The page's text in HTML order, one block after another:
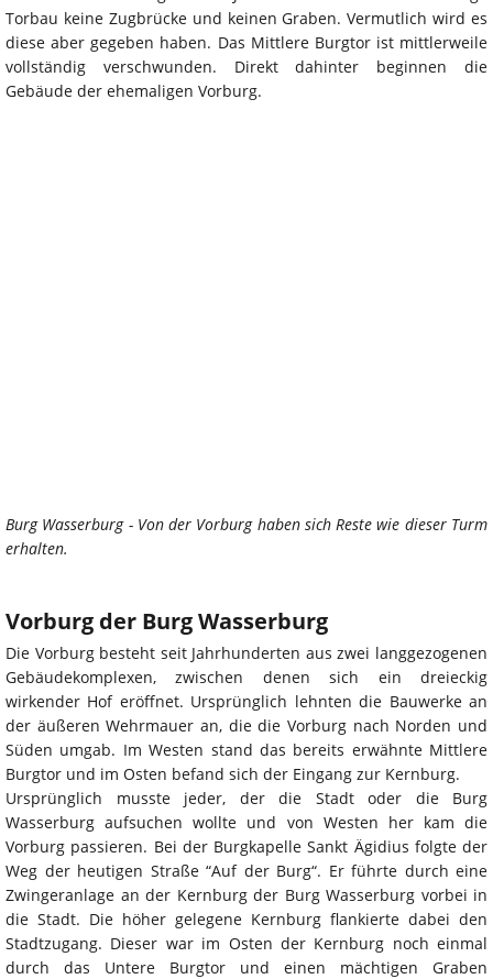
Torbau keine Zugbrücke und keinen Graben. Vermutlich wird es
diese aber gegeben haben. Das Mittlere Burgtor ist mittlerweile
vollständig verschwunden. Direkt dahinter beginnen die
Gebäude der ehemaligen Vorburg.
Burg Wasserburg - Von der Vorburg haben sich Reste wie dieser Turm
erhalten.
Vorburg der Burg Wasserburg
Die Vorburg besteht seit Jahrhunderten aus zwei langgezogenen
Gebäudekomplexen, zwischen denen sich ein dreieckig
wirkender Hof eröffnet. Ursprünglich lehnten die Bauwerke an
der äußeren Wehrmauer an, die die Vorburg nach Norden und
Süden umgab. Im Westen stand das bereits erwähnte Mittlere
Burgtor und im Osten befand sich der Eingang zur Kernburg.
Ursprünglich musste jeder, der die Stadt oder die Burg
Wasserburg aufsuchen wollte und von Westen her kam die
Vorburg passieren. Bei der Burgkapelle Sankt Ägidius folgte der
Weg der heutigen Straße “Auf der Burg“. Er führte durch eine
Zwingeranlage an der Kernburg der Burg Wasserburg vorbei in
die Stadt. Die höher gelegene Kernburg flankierte dabei den
Stadtzugang. Dieser war im Osten der Kernburg noch einmal
durch das Untere Burgtor und einen mächtigen Graben